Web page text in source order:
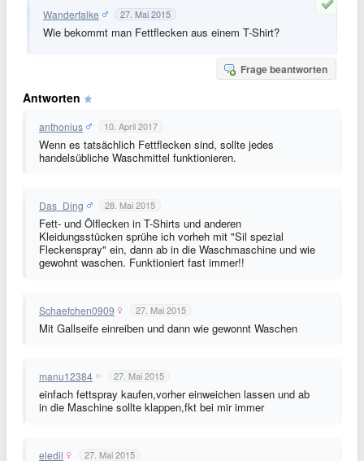
Wanderfalke 27. Mai 2015
Wie bekommt man Fettflecken aus einem T-Shirt?
Frage beantworten
Antworten
anthonius 10. April 2017
Wenn es tatsächlich Fettflecken sind, sollte jedes
handelsübliche Waschmittel funktionieren.
Das_Ding 28. Mai 2015
Fett- und Ölflecken in T-Shirts und anderen
Kleidungsstücken sprühe ich vorheh mit "Sil spezial
Fleckenspray" ein, dann ab in die Waschmaschine und wie
gewohnt waschen. Funktioniert fast immer!!
Schaefchen0909 27. Mai 2015
Mit Gallseife einreiben und dann wie gewonnt Waschen
manu12384 27. Mai 2015
einfach fettspray kaufen,vorher einweichen lassen und ab
in die Maschine sollte klappen,fkt bei mir immer
eledil 27. Mai 2015